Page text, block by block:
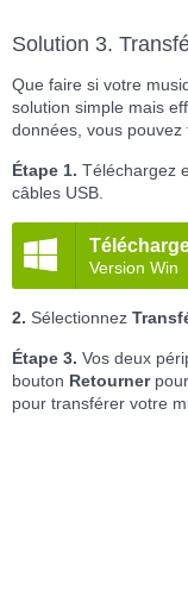
Solution 3.
Que faire si votre
solution simple mais
données, vous
Étape 1. Téléchargez
câbles USB.
Version Win
2. Sélectionnez
Étape 3. Vos deux
bouton Retournerpour
pour transférer votre